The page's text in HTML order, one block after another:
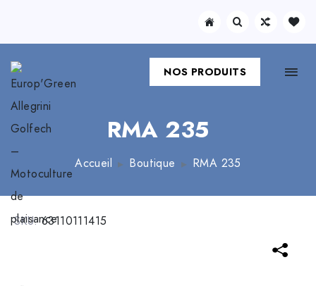
NOS PRODUITS
RMA 235
Accueil Boutique RMA 235
SKU:63110111415